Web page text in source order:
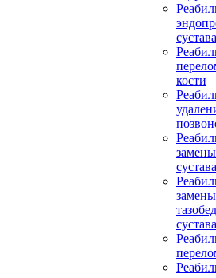
сустава
кости
сустава
замены
сустава